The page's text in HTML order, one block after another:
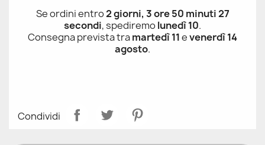
Se ordini entro2 giorni, 3 ore 50 minuti 27
secondi, spediremolunedì 10.
Consegna prevista tramartedì 11evenerdì 14
agosto.
Condividi